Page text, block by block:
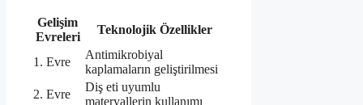
Gelişim
Evreleri
Teknolojik Özellikler
1. Evre
Antimikrobiyal
kaplamaların geliştirilmesi
2. Evre
Diş eti uyumlu
materyallerin kullanımı